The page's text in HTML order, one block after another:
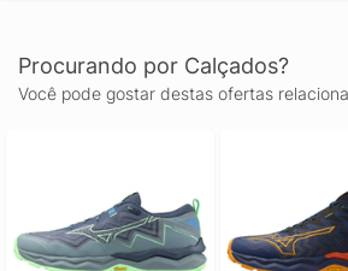
Procurando por Calçados?
Você pode gostar destas ofertas